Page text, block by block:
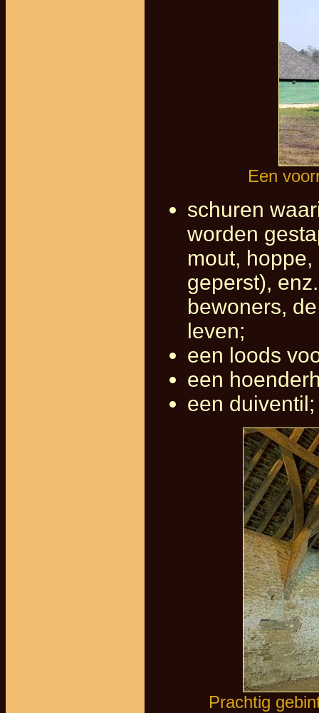
Een
schuren
worden
mout,
geperst),
bewoners,
leven;
een loods
een
een duiventil;
Prachtig